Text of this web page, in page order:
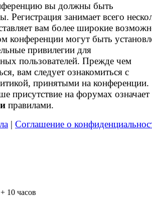
вы должны быть
Регистрация занимает всего
вам более широкие
конференции могут быть
привилегии для
пользователей. Прежде чем
вам следует ознакомиться с
принятыми на конференции.
присутствие на форумах означает
правилами.
| Соглашение о
10 часов